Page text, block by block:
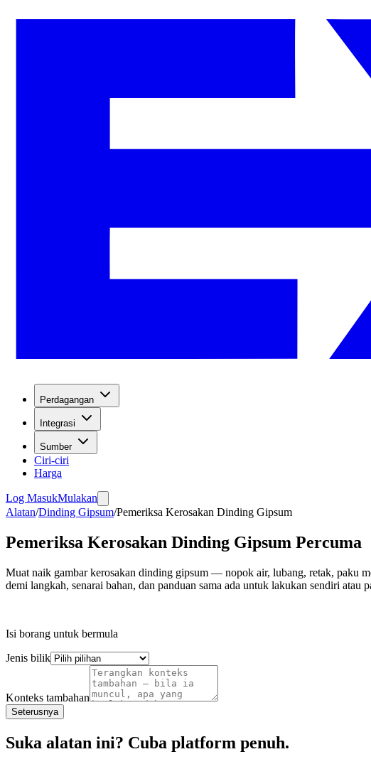
Perdagangan
Integrasi
Sumber
Ciri-ciri
Harga
Log MasukMulakan
Alatan/Dinding Gipsum/Pemeriksa Kerosakan Dinding Gipsum
Pemeriksa Kerosakan Dinding Gipsum Percuma
Muat naik gambar kerosakan dinding gipsum — nopok air, lubang, retak, paku
demi langkah, senarai bahan, dan panduan sama ada untuk lakukan sendiri atau
Isi borang untuk bermula
Jenis bilik
Konteks tambahan
Seterusnya
Suka alatan ini? Cuba platform penuh.